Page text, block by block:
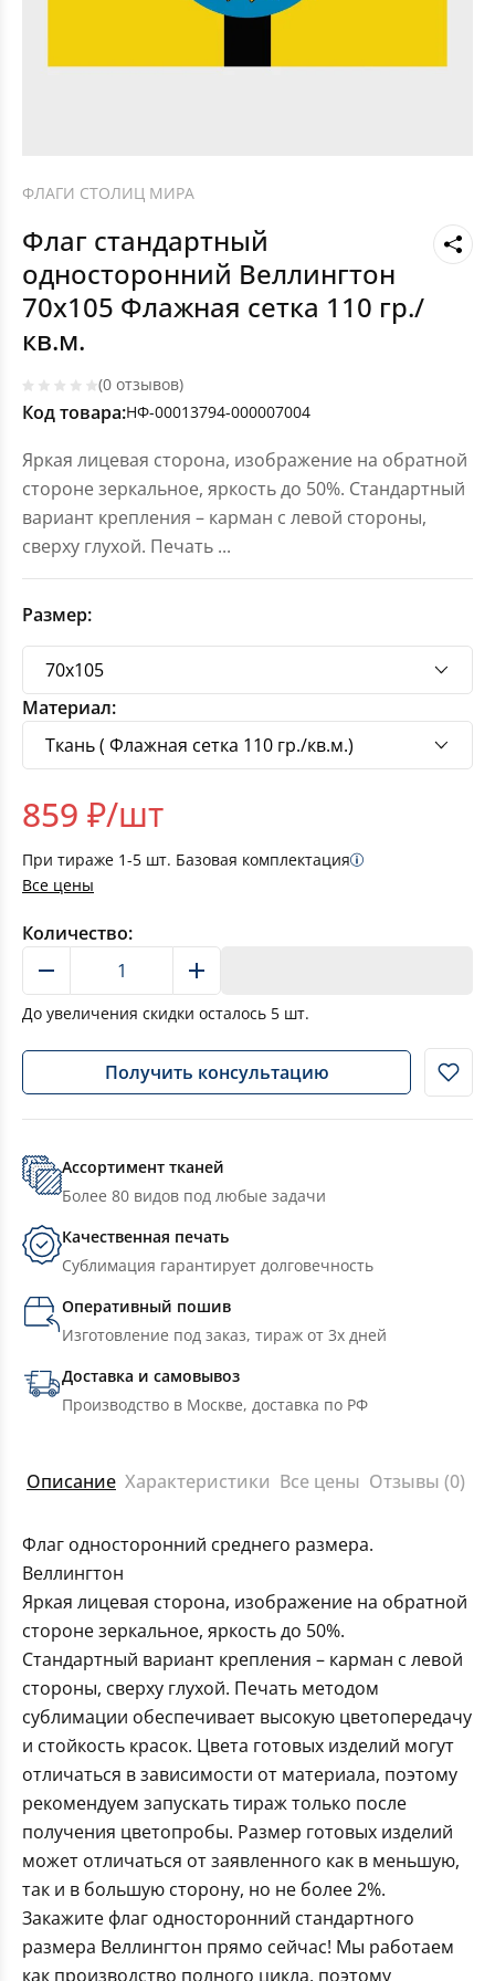
ФЛАГИ СТОЛИЦ МИРА
Флаг стандартный
односторонний Веллингтон
70х105 Флажная сетка 110 гр./
кв.м.
(0 отзывов)
Код товара:НФ-00013794-000007004
Яркая лицевая сторона, изображение на обратной
стороне зеркальное, яркость до 50%. Стандартный
вариант крепления – карман с левой стороны,
сверху глухой. Печать ...
Размер:
Материал:
859 ₽/шт
При тираже 1-5 шт. Базовая комплектация
Все цены
Количество:
До увеличения скидки осталось 5 шт.
Получить консультацию
Ассортимент тканей
Более 80 видов под любые задачи
Качественная печать
Сублимация гарантирует долговечность
Оперативный пошив
Изготовление под заказ, тираж от 3х дней
Доставка и самовывоз
Производство в Москве, доставка по РФ
Описание Характеристики Все цены Отзывы (0)
Флаг односторонний среднего размера.
Веллингтон
Яркая лицевая сторона, изображение на обратной
стороне зеркальное, яркость до 50%.
Стандартный вариант крепления – карман с левой
стороны, сверху глухой. Печать методом
сублимации обеспечивает высокую цветопередачу
и стойкость красок. Цвета готовых изделий могут
отличаться в зависимости от материала, поэтому
рекомендуем запускать тираж только после
получения цветопробы. Размер готовых изделий
может отличаться от заявленного как в меньшую,
так и в большую сторону, но не более 2%.
Закажите флаг односторонний стандартного
размера Веллингтон прямо сейчас! Мы работаем
как производство полного цикла, поэтому